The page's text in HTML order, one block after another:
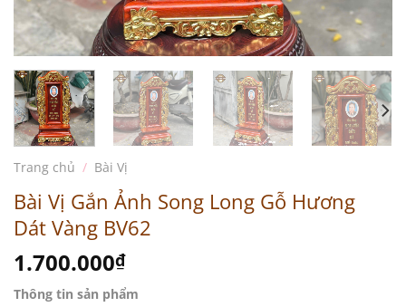
Trang chủ / Bài Vị
Bài Vị Gắn Ảnh Song Long Gỗ Hương
Dát Vàng BV62
1.700.000₫
Thông tin sản phẩm